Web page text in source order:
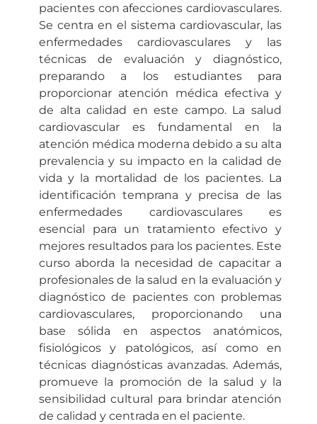
pacientes con afecciones cardiovasculares.
Se centra en el sistema cardiovascular, las
enfermedades cardiovasculares y las
técnicas de evaluación y diagnóstico,
preparando a los estudiantes para
proporcionar atención médica efectiva y
de alta calidad en este campo. La salud
cardiovascular es fundamental en la
atención médica moderna debido a su alta
prevalencia y su impacto en la calidad de
vida y la mortalidad de los pacientes. La
identificación temprana y precisa de las
enfermedades cardiovasculares es
esencial para un tratamiento efectivo y
mejores resultados para los pacientes. Este
curso aborda la necesidad de capacitar a
profesionales de la salud en la evaluación y
diagnóstico de pacientes con problemas
cardiovasculares, proporcionando una
base sólida en aspectos anatómicos,
fisiológicos y patológicos, así como en
técnicas diagnósticas avanzadas. Además,
promueve la promoción de la salud y la
sensibilidad cultural para brindar atención
de calidad y centrada en el paciente.